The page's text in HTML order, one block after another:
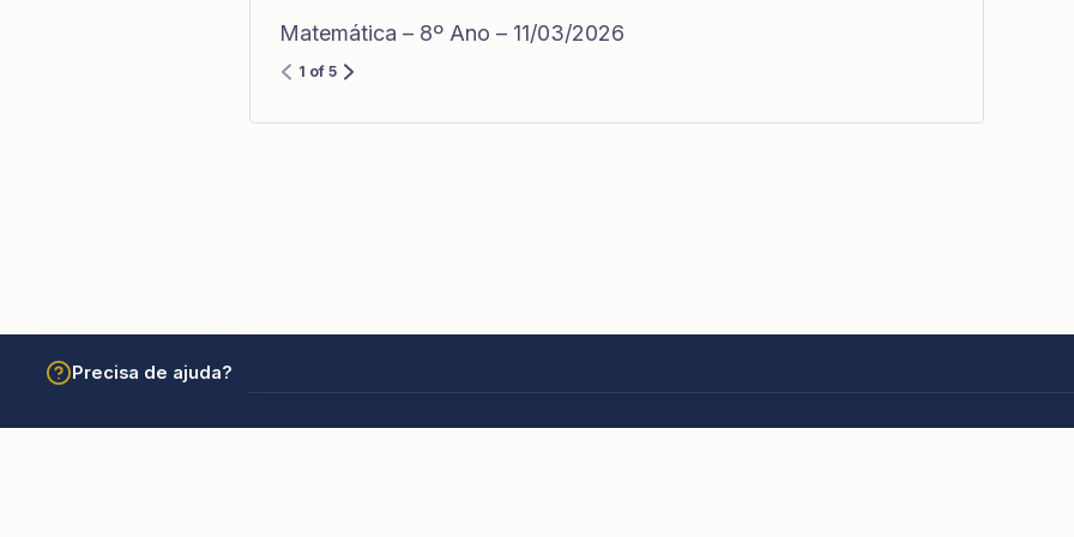
Matemática – 8º Ano – 11/03/2026
1 of 5
Precisa de ajuda?